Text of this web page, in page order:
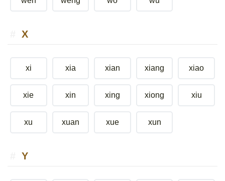
X
xi xia xian xiang xiao
xie xin xing xiong xiu
xu xuan xue xun
Y